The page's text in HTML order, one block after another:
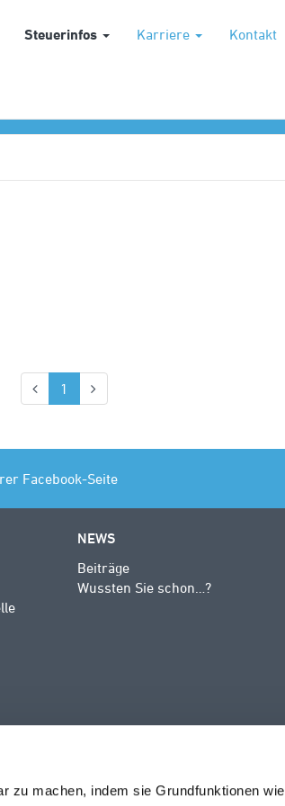
zu machen, indem sie Grundfunktionen wie
Steuerinfos Karriere Kontakt
1 (aktuell)
Facebook-Seite
NEWS
Beiträge
Wussten Sie schon…?